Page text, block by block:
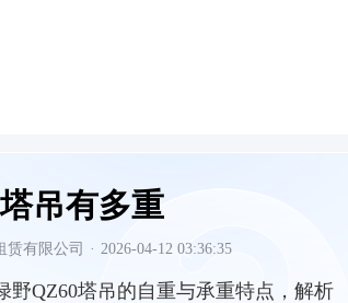
吊有多重
有限公司 · 2026-04-12 03:36:35
野QZ60塔吊的自重与承重特点，解析